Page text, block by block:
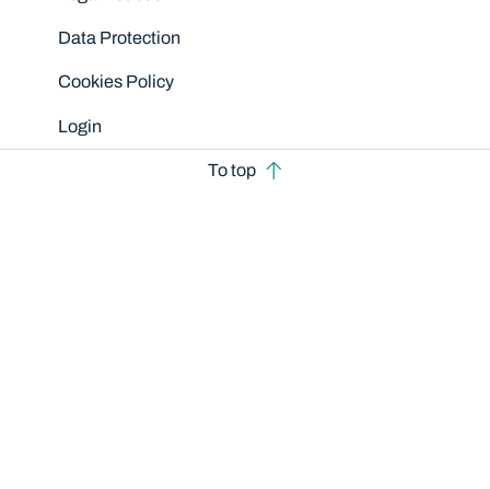
Data Protection
Cookies Policy
Login
To top